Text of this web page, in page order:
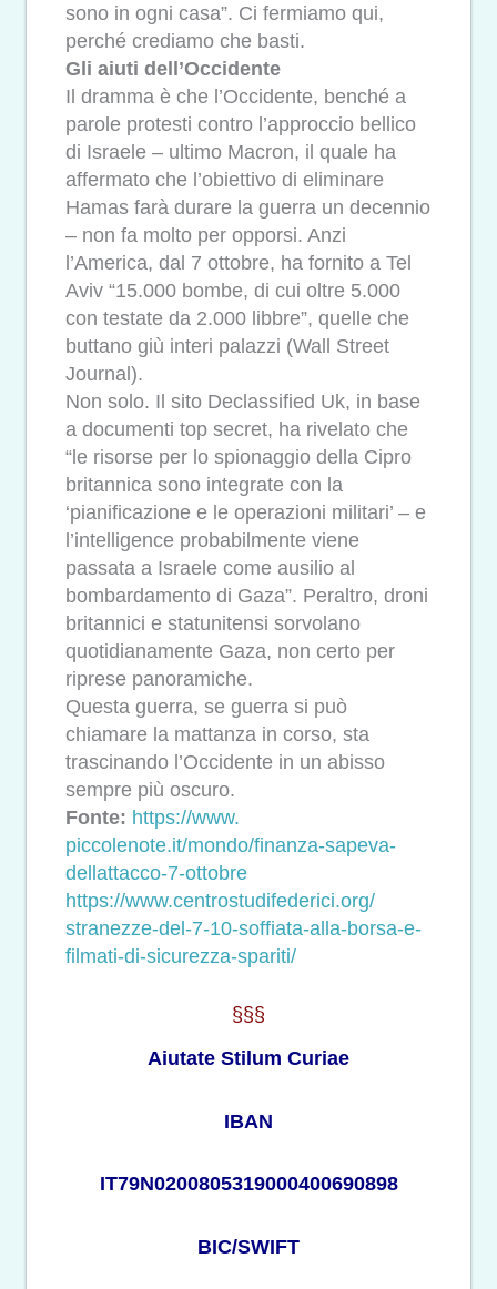
sono in ogni casa”. Ci fermiamo qui,
perché crediamo che basti.
Gli aiuti dell’Occidente
Il dramma è che l’Occidente, benché a
parole protesti contro l’approccio bellico
di Israele – ultimo Macron, il quale ha
affermato che l’obiettivo di eliminare
Hamas farà durare la guerra un decennio
– non fa molto per opporsi. Anzi
l’America, dal 7 ottobre, ha fornito a Tel
Aviv “15.000 bombe, di cui oltre 5.000
con testate da 2.000 libbre”, quelle che
buttano giù interi palazzi (Wall Street
Journal).
Non solo. Il sito Declassified Uk, in base
a documenti top secret, ha rivelato che
“le risorse per lo spionaggio della Cipro
britannica sono integrate con la
‘pianificazione e le operazioni militari’ – e
l’intelligence probabilmente viene
passata a Israele come ausilio al
bombardamento di Gaza”. Peraltro, droni
britannici e statunitensi sorvolano
quotidianamente Gaza, non certo per
riprese panoramiche.
Questa guerra, se guerra si può
chiamare la mattanza in corso, sta
trascinando l’Occidente in un abisso
sempre più oscuro.
Fonte: https://www.
piccolenote.it/mondo/finanza-sapeva-
dellattacco-7-ottobre
https://www.centrostudifederici.org/
stranezze-del-7-10-soffiata-alla-borsa-e-
filmati-di-sicurezza-spariti/
§§§
Aiutate Stilum Curiae
IBAN
IT79N0200805319000400690898
BIC/SWIFT